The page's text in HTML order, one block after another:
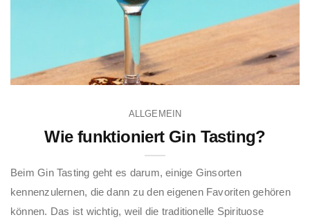
ALLGEMEIN
Wie funktioniert Gin Tasting?
Beim Gin Tasting geht es darum, einige Ginsorten
kennenzulernen, die dann zu den eigenen Favoriten gehören
können. Das ist wichtig, weil die traditionelle Spirituose